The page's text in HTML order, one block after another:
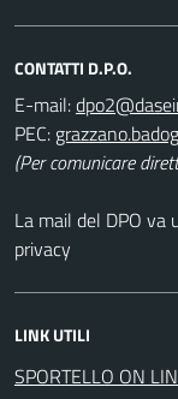
CONTATTI D.P.O.
E-mail:
PEC:
(Per comunicare
La mail del DPO va
privacy
LINK UTILI
SPORTELLO ON